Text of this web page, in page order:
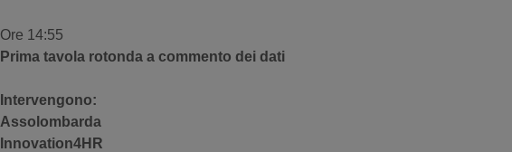
Ore 14:55
Prima tavola rotonda a commento dei dati
Intervengono:
Assolombarda
Innovation4HR